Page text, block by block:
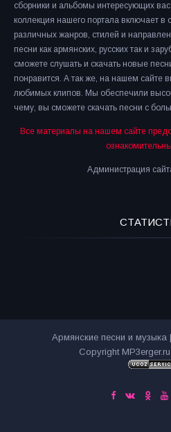
сборники и альбомы интересующих
коллекция нашего портала включает
различных жанров, стилей и
песни как армянских, русских так и
сможете слушать и скачать новые
понравится. А так же, на нашем сайте
любимых клипов. Мы обеспечили
чему, вы сможете скачать песни с
Все материалы на нашем сайте
Администрация
Армянские песни и музыка
Copyright